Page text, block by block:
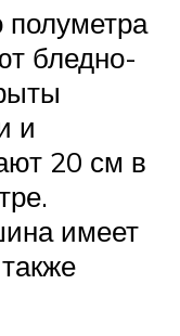
бледно-
и
20 см в
имеет